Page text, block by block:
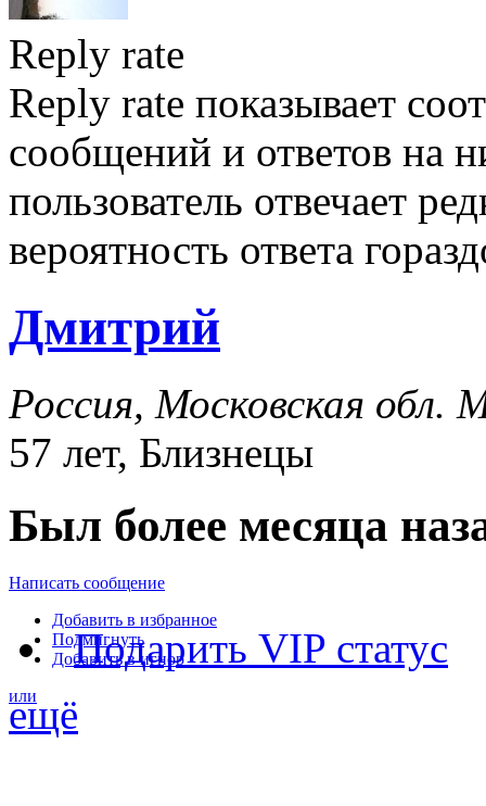
Reply rate
Reply rate показывает
сообщений и ответов на
пользователь отвечает
вероятность ответа
Дмитрий
Россия, Московская обл.
57 лет, Близнецы
Был более месяца
Написать сообщение
Добавить в избранное
Подмигнуть
Добавить в игнор
или
Подарить VIP статус
ещё